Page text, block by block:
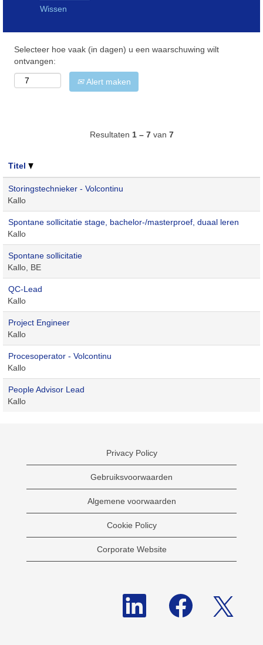
Wissen
Selecteer hoe vaak (in dagen) u een waarschuwing wilt
ontvangen:
Alert maken
Resultaten 1 – 7van 7
Titel
Storingstechnieker - Volcontinu
Kallo
Spontane sollicitatie stage, bachelor-/masterproef, duaal leren
Kallo
Spontane sollicitatie
Kallo, BE
QC-Lead
Kallo
Project Engineer
Kallo
Procesoperator - Volcontinu
Kallo
People Advisor Lead
Kallo
Privacy Policy
Gebruiksvoorwaarden
Algemene voorwaarden
Cookie Policy
Corporate Website
O
n
p
e
O
e